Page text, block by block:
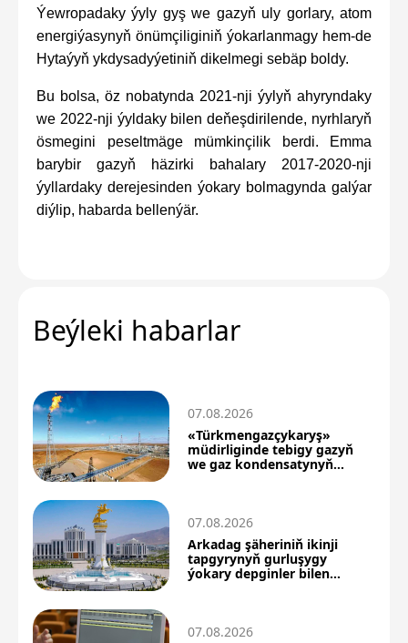
Ýewropadaky ýyly gyş we gazyň uly gorlary, atom
energiýasynyň önümçiliginiň ýokarlanmagy hem-de
Hytaýyň ykdysadyýetiniň dikelmegi sebäp boldy.
Bu bolsa, öz nobatynda 2021-nji ýylyň ahyryndaky
we 2022-nji ýyldaky bilen deňeşdirilende, nyrhlaryň
ösmegini peseltmäge mümkinçilik berdi. Emma
barybir gazyň häzirki bahalary 2017-2020-nji
ýyllardaky derejesinden ýokary bolmagynda galýar
diýlip, habarda bellenýär.
Beýleki habarlar
07.08.2026
«Türkmengazçykaryş»
müdirliginde tebigy gazyň
we gaz kondensatynyň
07.08.2026
Arkadag şäheriniň ikinji
tapgyrynyň gurluşygy
ýokary depginler bilen
07.08.2026